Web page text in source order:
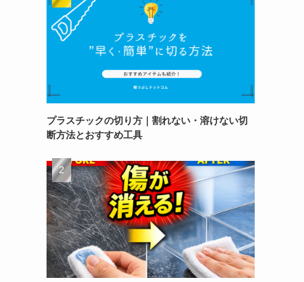
プラスチックの切り方｜割れない・溶けない切
断方法とおすすめ工具